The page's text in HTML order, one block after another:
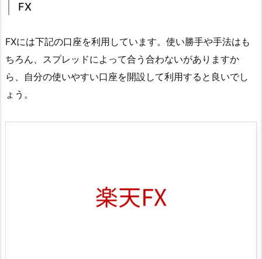
FX
FXには下記の口座を利用しています。使い勝手や手法はも
ちろん、スプレッドによって合う合わないがありますか
ら、自分の使いやすい口座を開設して利用すると良いでし
ょう。